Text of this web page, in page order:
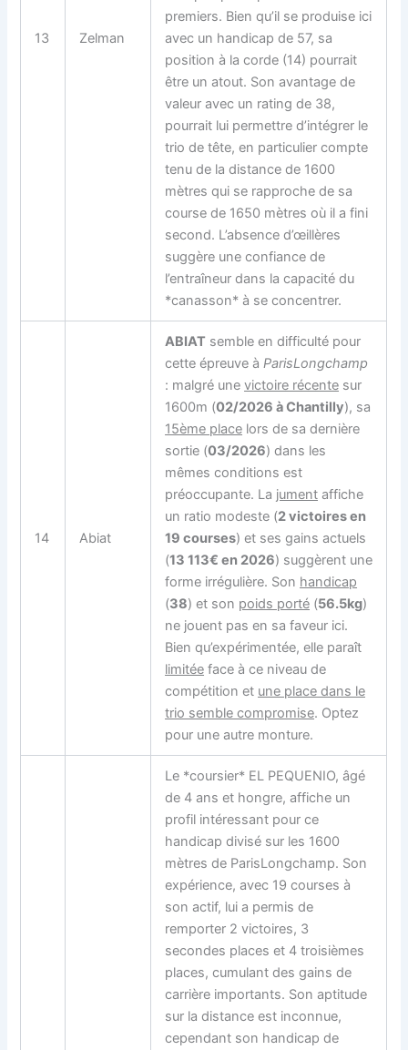
13 Zelman
premiers. Bien qu’il se produise ici
avec un handicap de 57, sa
position à la corde (14) pourrait
être un atout. Son avantage de
valeur avec un rating de 38,
pourrait lui permettre d’intégrer le
trio de tête, en particulier compte
tenu de la distance de 1600
mètres qui se rapproche de sa
course de 1650 mètres où il a fini
second. L’absence d’œillères
suggère une confiance de
l’entraîneur dans la capacité du
*canasson* à se concentrer.
14 Abiat
ABIAT semble en difficulté pour
cette épreuve à ParisLongchamp
: malgré unevictoire récente sur
1600m (02/2026 à Chantilly), sa
15ème place lors de sa dernière
sortie (03/2026) dans les
mêmes conditions est
préoccupante. La jument affiche
un ratio modeste (2 victoires en
19 courses) et ses gains actuels
(13 113€ en 2026) suggèrent une
forme irrégulière. Son handicap
(38) et son poids porté (56.5kg)
ne jouent pas en sa faveur ici.
Bien qu’expérimentée, elle paraît
limitée face à ce niveau de
compétition et une place dans le
trio semble compromise. Optez
pour une autre monture.
Le *coursier* EL PEQUENIO, âgé
de 4 ans et hongre, affiche un
profil intéressant pour ce
handicap divisé sur les 1600
mètres de ParisLongchamp. Son
expérience, avec 19 courses à
son actif, lui a permis de
remporter 2 victoires, 3
secondes places et 4 troisièmes
places, cumulant des gains de
carrière importants. Son aptitude
sur la distance est inconnue,
cependant son handicap de